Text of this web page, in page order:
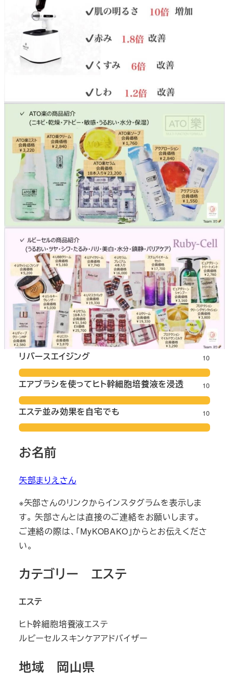
リバースエイジング 10
エアブラシを使ってヒト幹細胞培養液を浸透 10
エステ並み効果を自宅でも 10
お名前
矢部まりえさん
※矢部さんのリンクからインスタグラムを表示しま
す。 矢部さんとは直接のご連絡をお願いします。
ご連絡の際は、「MyKOBAKO」からとお伝えくださ
い。
カテゴリー エステ
エステ
ヒト幹細胞培養液エステ
ルビーセルスキンケアアドバイザー
地域 岡山県